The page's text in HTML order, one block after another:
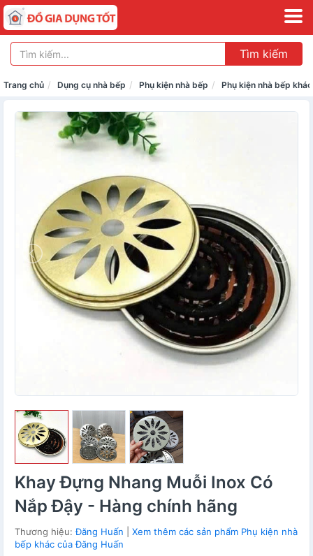
Tìm kiếm
Trang chủ Dụng cụ nhà bếp Phụ kiện nhà bếp Phụ kiện nhà bếp khác
Khay Đựng Nhang Muỗi Inox Có
Nắp Đậy - Hàng chính hãng
Thương hiệu:Đăng Huấn
Xem thêm các sản phẩm Phụ kiện nhà
bếp khác của Đăng Huấn